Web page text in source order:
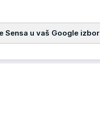
Sensa u vaš Google izbor